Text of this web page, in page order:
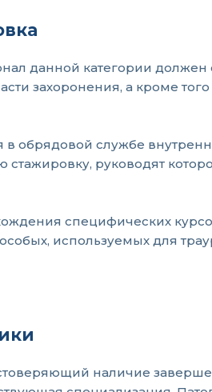
данной категории должен
захоронения, а кроме
обрядовой службе
стажировку, руководят
специфических
используемых для
наличие